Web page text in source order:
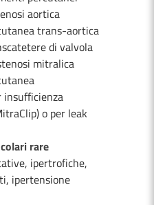
aortica
trans-aortica
di valvola
mitralica
insufficienza
o per leak
rare
ipertrofiche,
ipertensione